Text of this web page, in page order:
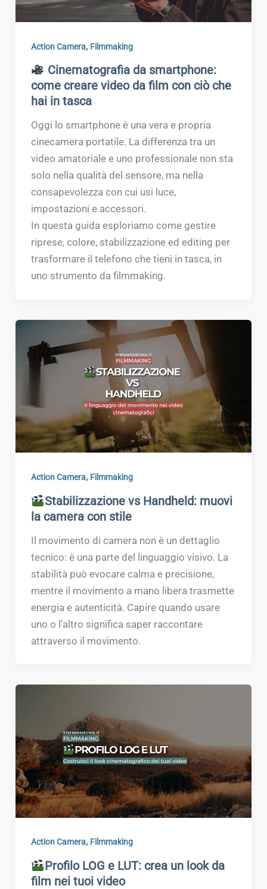
Action Camera, Filmmaking
Cinematografia da smartphone:
come creare video da film con ciò che
hai in tasca
Oggi lo smartphone è una vera e propria
cinecamera portatile. La differenza tra un
video amatoriale e uno professionale non sta
solo nella qualità del sensore, ma nella
consapevolezza con cui usi luce,
impostazioni e accessori.
In questa guida esploriamo come gestire
riprese, colore, stabilizzazione ed editing per
trasformare il telefono che tieni in tasca, in
uno strumento da filmmaking.
Action Camera, Filmmaking
Stabilizzazione vs Handheld: muovi
la camera con stile
Il movimento di camera non è un dettaglio
tecnico: è una parte del linguaggio visivo. La
stabilità può evocare calma e precisione,
mentre il movimento a mano libera trasmette
energia e autenticità. Capire quando usare
uno o l’altro significa saper raccontare
attraverso il movimento.
Action Camera, Filmmaking
Profilo LOG e LUT: crea un look da
film nei tuoi video